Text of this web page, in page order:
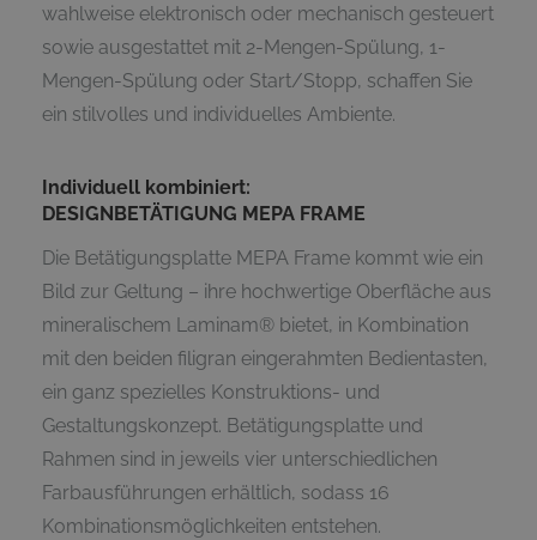
wahlweise elektronisch oder mechanisch gesteuert
sowie ausgestattet mit 2-Mengen-Spülung, 1-
Mengen-Spülung oder Start/Stopp, schaffen Sie
ein stilvolles und individuelles Ambiente.
Individuell kombiniert:
DESIGNBETÄTIGUNG MEPA FRAME
Die Betätigungsplatte MEPA Frame kommt wie ein
Bild zur Geltung – ihre hochwertige Oberfläche aus
mineralischem Laminam® bietet, in Kombination
mit den beiden filigran eingerahmten Bedientasten,
ein ganz spezielles Konstruktions- und
Gestaltungskonzept. Betätigungsplatte und
Rahmen sind in jeweils vier unterschiedlichen
Farbausführungen erhältlich, sodass 16
Kombinationsmöglichkeiten entstehen.